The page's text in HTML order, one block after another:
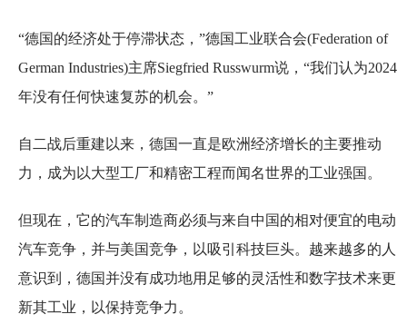
“德国的经济处于停滞状态，”德国工业联合会(Federation of
German Industries)主席Siegfried Russwurm说，“我们认为2024
年没有任何快速复苏的机会。”
自二战后重建以来，德国一直是欧洲经济增长的主要推动
力，成为以大型工厂和精密工程而闻名世界的工业强国。
但现在，它的汽车制造商必须与来自中国的相对便宜的电动
汽车竞争，并与美国竞争，以吸引科技巨头。越来越多的人
意识到，德国并没有成功地用足够的灵活性和数字技术来更
新其工业，以保持竞争力。